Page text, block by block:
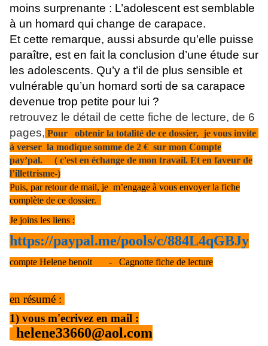
moins surprenante : L’adolescent est semblable
à un homard qui change de carapace.
Et cette remarque, aussi absurde qu’elle puisse
paraître, est en fait la conclusion d’une étude sur
les adolescents. Qu’y a t’il de plus sensible et
vulnérable qu’un homard sorti de sa carapace
devenue trop petite pour lui ?
retrouvez le détail de cette fiche de lecture, de 6
pages, Pour obtenir la totalité de ce dossier, je vous invite
à verser la modique somme de 2 € sur mon Compte
pay’pal. ( c'est en échange de mon travail. Et en faveur de
l’illettrisme-)
Puis, par retour de mail, je m’engage à vous envoyer la fiche
complète de ce dossier.
Je joins les liens :
https://paypal.me/pools/c/884L4qGBJy
compte Helene benoit - Cagnotte fiche de lecture
en résumé :
1) vous m'ecrivez en mail :
helene33660@aol.com